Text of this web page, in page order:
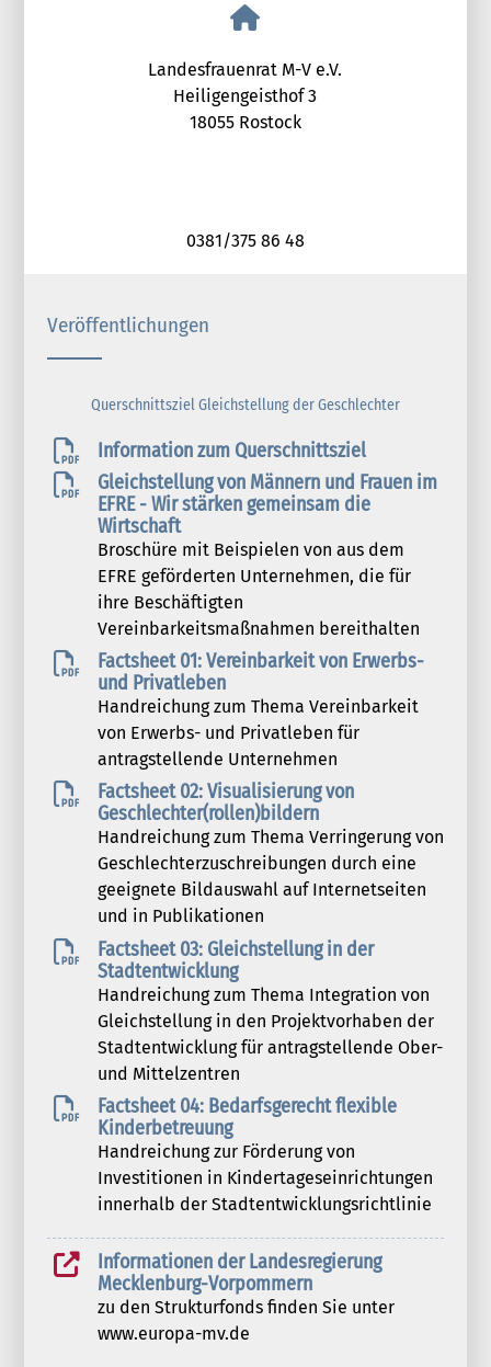
Landesfrauenrat M-V e.V.
Heiligengeisthof 3
18055 Rostock
0381/375 86 48
Veröffentlichungen
Querschnittsziel Gleichstellung der Geschlechter
Information zum Querschnittsziel
Gleichstellung von Männern und Frauen im
EFRE - Wir stärken gemeinsam die
Wirtschaft
Broschüre mit Beispielen von aus dem
EFRE geförderten Unternehmen, die für
ihre Beschäftigten
Vereinbarkeitsmaßnahmen bereithalten
Factsheet 01: Vereinbarkeit von Erwerbs-
und Privatleben
Handreichung zum Thema Vereinbarkeit
von Erwerbs- und Privatleben für
antragstellende Unternehmen
Factsheet 02: Visualisierung von
Geschlechter(rollen)bildern
Handreichung zum Thema Verringerung von
Geschlechterzuschreibungen durch eine
geeignete Bildauswahl auf Internetseiten
und in Publikationen
Factsheet 03: Gleichstellung in der
Stadtentwicklung
Handreichung zum Thema Integration von
Gleichstellung in den Projektvorhaben der
Stadtentwicklung für antragstellende Ober-
und Mittelzentren
Factsheet 04: Bedarfsgerecht flexible
Kinderbetreuung
Handreichung zur Förderung von
Investitionen in Kindertageseinrichtungen
innerhalb der Stadtentwicklungsrichtlinie
Informationen der Landesregierung
Mecklenburg-Vorpommern
zu den Strukturfonds finden Sie unter
www.europa-mv.de